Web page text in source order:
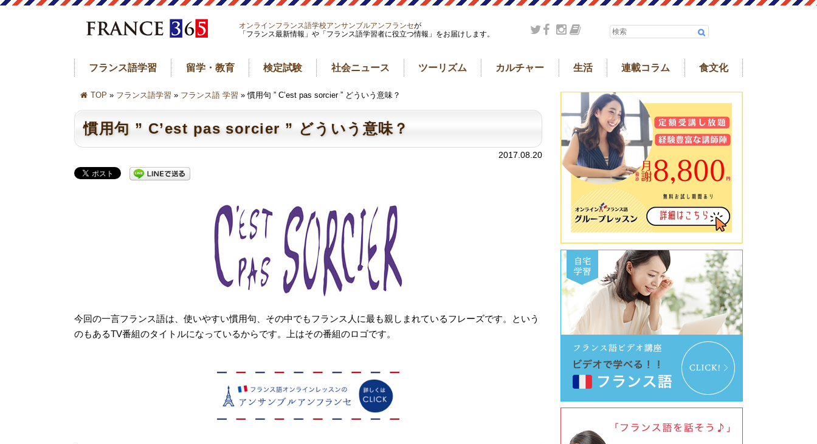
オンラインフランス語学校アンサンブルアンフランセが
「フランス最新情報」や「フランス語学習者に役立つ情報」をお届けします。
フランス語学習 留学・教育 検定試験 社会ニュース ツーリズム カルチャー 生活 連載コラム 食文化
TOP » フランス語学習 » フランス語 学習 » 慣用句 ” C’est pas sorcier ” どういう意味？
慣用句 ” C’est pas sorcier ” どういう意味？
2017.08.20
今回の一言フランス語は、使いやすい慣用句、その中でもフランス人に最も親しまれているフレーズです。という
のもあるTV番組のタイトルになっているからです。上はその番組のロゴです。